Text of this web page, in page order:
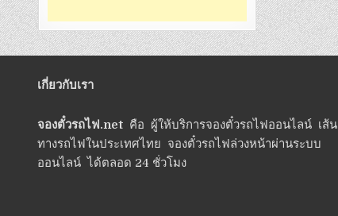
เกี่ยวกับเรา
จองตั๋วรถไฟ.net คือ ผู้ให้บริการจองตั๋วรถไฟออนไลน์ เส้น
ทางรถไฟในประเทศไทย จองตั๋วรถไฟล่วงหน้าผ่านระบบ
ออนไลน์ ได้ตลอด 24 ชั่วโมง